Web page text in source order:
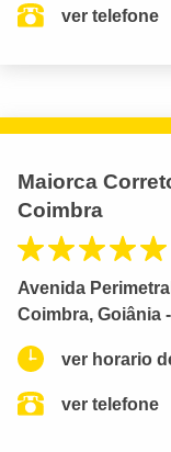
ver telefone
Maiorca
Coimbra
Avenida
Coimbra, Goiânia
ver horario
ver telefone